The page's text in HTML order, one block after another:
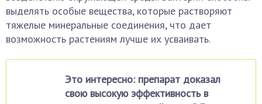
выделять особые вещества, которые растворяют
тяжелые минеральные соединения, что дает
возможность растениям лучше их усваивать.
Это интересно: препарат доказал
свою высокую эффективность в